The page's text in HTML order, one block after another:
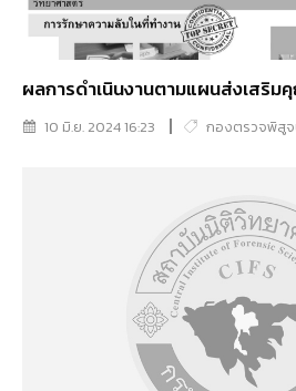
ผลการดำเนินงานตามแผนส่งเสริ
10 มิ.ย. 2024 16:23 กองตรวจพิสู